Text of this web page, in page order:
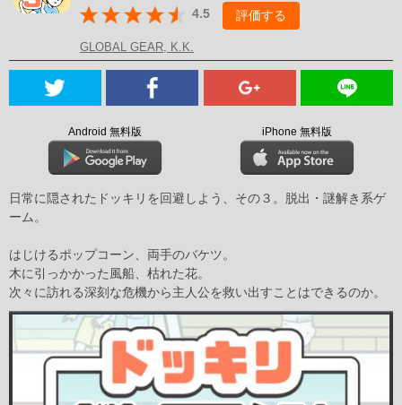
4.5 評価する
GLOBAL GEAR, K.K.
Android 無料版 iPhone 無料版
日常に隠されたドッキリを回避しよう、その３。脱出・謎解き系ゲ
ーム。
はじけるポップコーン、両手のバケツ。
木に引っかかった風船、枯れた花。
次々に訪れる深刻な危機から主人公を救い出すことはできるのか。